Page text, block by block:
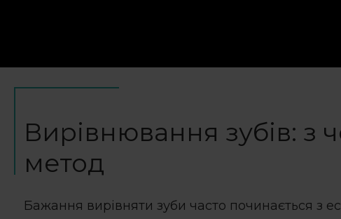
Вирівнювання зубів: з
метод
Бажання вирівняти зуби часто починається з